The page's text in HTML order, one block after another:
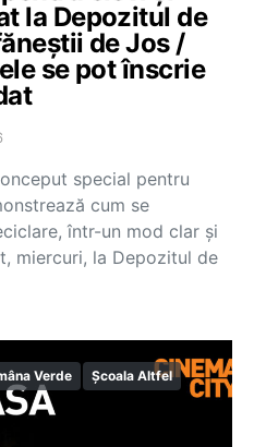
la Depozitul de
de Jos /
se pot înscrie
special pentru
cum se
într-un mod clar şi
miercuri, la Depozitul de
Verde Școala Altfel